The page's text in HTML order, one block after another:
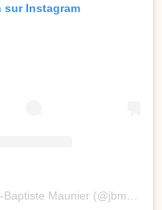
sur Instagram